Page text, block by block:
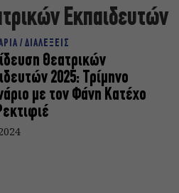
Εκπαιδευτών
/ ΔΙΑΛΕΞΕΙΣ
Θεατρικών
2025: Τρίμηνο
με τον Φάνη Κατέχο